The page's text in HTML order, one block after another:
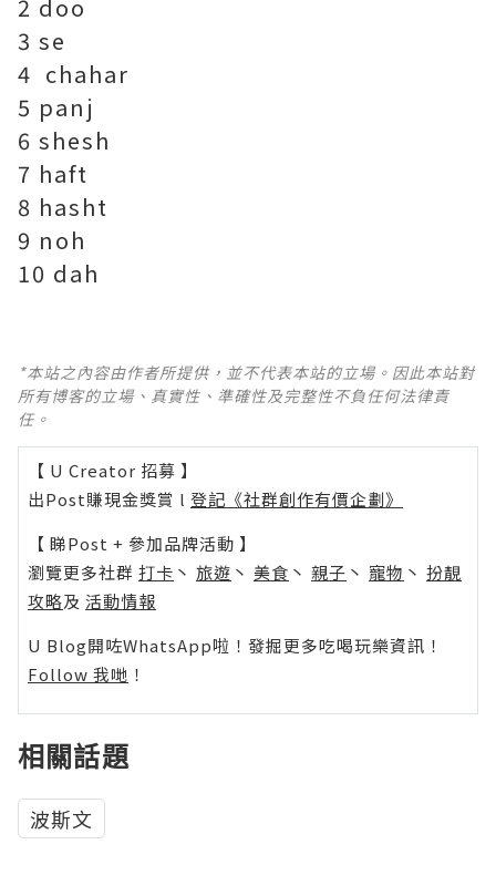
2 doo
3 se
4 chahar
5 panj
6 shesh
7 haft
8 hasht
9 noh
10 dah
*本站之內容由作者所提供，並不代表本站的立場。因此本站對
所有博客的立場、真實性、準確性及完整性不負任何法律責
任。
【 U Creator 招募 】
出Post賺現金獎賞 l 登記《社群創作有價企劃》
【 睇Post + 參加品牌活動 】
瀏覽更多社群 打卡 丶 旅遊 丶 美食 丶 親子 丶 寵物 丶 扮靚
攻略及 活動情報
U Blog開咗WhatsApp啦！發掘更多吃喝玩樂資訊！
Follow 我哋 ！
相關話題
波斯文